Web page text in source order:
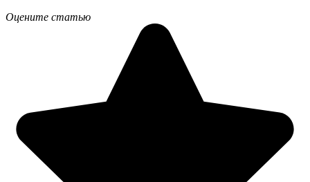
Оцените статью